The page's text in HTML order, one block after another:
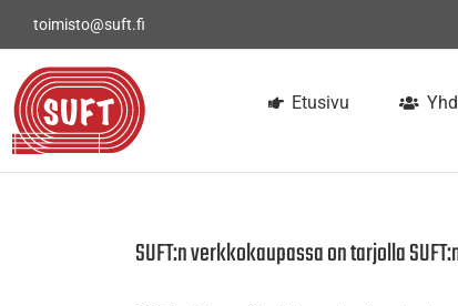
toimisto@suft.fi
Etusivu
SUFT:n verkkokaupassa on tarjolla